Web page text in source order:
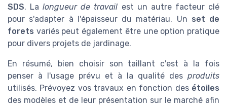
SDS. Lalongueur de travail est un autre facteur clé
pour s'adapter à l'épaisseur du matériau. Un set de
forets variés peut également être une option pratique
pour divers projets de jardinage.
En résumé, bien choisir son taillant c'est à la fois
penser à l'usage prévu et à la qualité des produits
utilisés. Prévoyez vos travaux en fonction des étoiles
des modèles et de leur présentation sur le marché afin